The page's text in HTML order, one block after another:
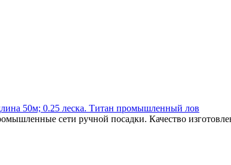
50м; 0.25 леска. Титан промышленный лов
сети ручной посадки. Качество